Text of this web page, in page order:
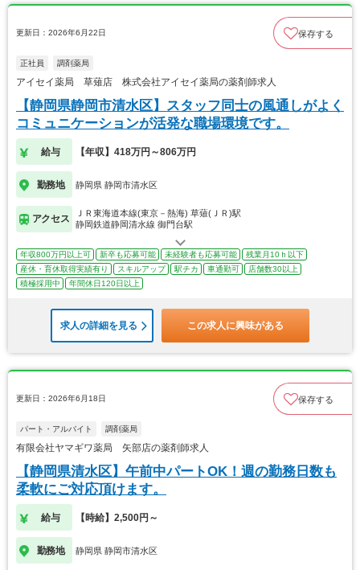
更新日：2026年6月22日 保存する
正社員 調剤薬局
アイセイ薬局 草薙店 株式会社アイセイ薬局の薬剤師求人
【静岡県静岡市清水区】スタッフ同士の風通しがよく
コミュニケーションが活発な職場環境です。
給与 【年収】418万円～806万円
勤務地 静岡県 静岡市清水区
アクセス
ＪＲ東海道本線(東京－熱海) 草薙(ＪＲ)駅
静岡鉄道静岡清水線 御門台駅
年収800万円以上可 新卒も応募可能 未経験者も応募可能
残業月10ｈ以下
産休・育休取得実績有り
スキルアップ 駅チカ 車通勤可
店舗数30以上
積極採用中
年間休日120日以上
求人の詳細を見る この求人に興味がある
更新日：2026年6月18日 保存する
パート・アルバイト 調剤薬局
有限会社ヤマギワ薬局 矢部店の薬剤師求人
【静岡県清水区】午前中パートOK！週の勤務日数も
柔軟にご対応頂けます。
給与 【時給】2,500円～
勤務地 静岡県 静岡市清水区